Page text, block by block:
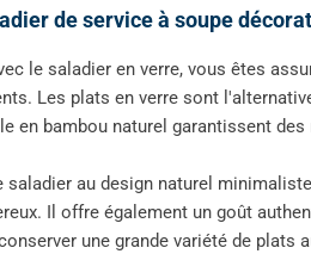
de service à soupe
le saladier en verre, vous êtes
Les plats en verre sont
en bambou naturel garantissent
saladier au design naturel
Il offre également un goût
une grande variété de plats